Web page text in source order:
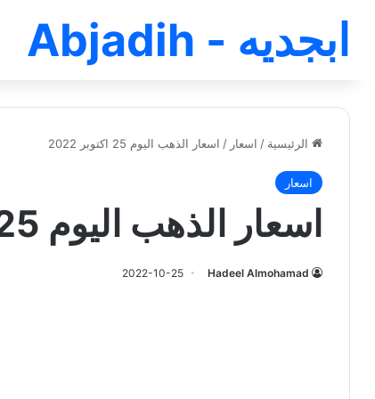
ابجديه - Abjadih
الرئيسية / اسعار / اسعار الذهب اليوم 25 اكتوبر 2022
اسعار
اسعار الذهب اليوم 25 اكتوبر 2022
Hadeel Almohamad
2022-10-25